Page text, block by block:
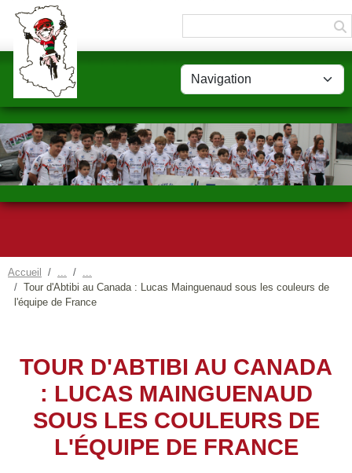
Accueil
Tour d'Abtibi au Canada : Lucas Mainguenaud sous les couleurs de
l'équipe de France
TOUR D'ABTIBI AU CANADA
: LUCAS MAINGUENAUD
SOUS LES COULEURS DE
L'ÉQUIPE DE FRANCE
Panneau de gestion des cookies